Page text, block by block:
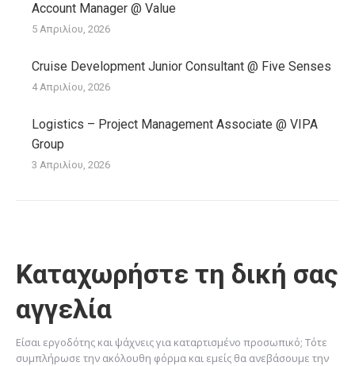
Account Manager @ Value
5 Απριλίου, 2026
Cruise Development Junior Consultant @ Five Senses
4 Απριλίου, 2026
Logistics – Project Management Associate @ VIPA
Group
3 Απριλίου, 2026
Καταχωρήστε τη δική σας
αγγελία
Είσαι εργοδότης και ψάχνεις για καταρτισμένο προσωπικό; Τότε
συμπλήρωσε την ακόλουθη φόρμα και εμείς θα ανεβάσουμε την